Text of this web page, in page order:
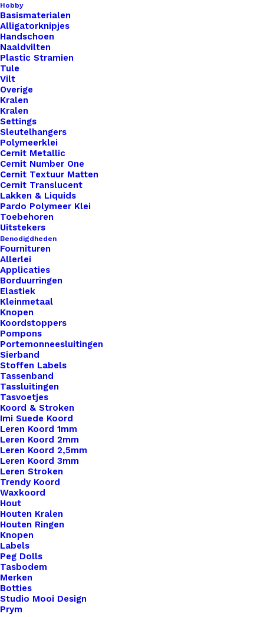
Hobby
Basismaterialen
Alligatorknipjes
Handschoen
Naaldvilten
Plastic Stramien
Tule
Vilt
Overige
Kralen
Kralen
Settings
Sleutelhangers
Polymeerklei
Cernit Metallic
Cernit Number One
Cernit Textuur Matten
Cernit Translucent
Lakken & Liquids
Pardo Polymeer Klei
Toebehoren
Uitstekers
Benodigdheden
Fournituren
Allerlei
Applicaties
Borduurringen
Elastiek
Kleinmetaal
Knopen
Koordstoppers
Pompons
Portemonneesluitingen
Sierband
Stoffen Labels
Tassenband
Tassluitingen
Tasvoetjes
Koord & Stroken
Imi Suede Koord
Leren Koord 1mm
Leren Koord 2mm
Leren Koord 2,5mm
Leren Koord 3mm
Leren Stroken
Trendy Koord
Waxkoord
Hout
Houten Kralen
Houten Ringen
Knopen
Labels
Peg Dolls
Tasbodem
Merken
Botties
Studio Mooi Design
Prym
Nog meer leuks!
€